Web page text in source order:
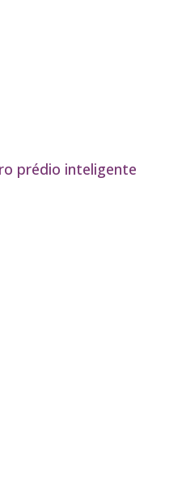
prédio inteligente